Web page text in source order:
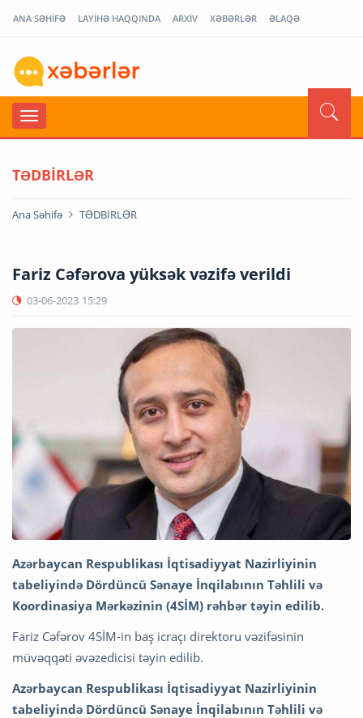
ANA SƏHİFƏ LAYİHƏ HAQQINDA ARXİV XƏBƏRLƏR ƏLAQƏ
TƏDBİRLƏR
Ana Səhifə TƏDBİRLƏR
Fariz Cəfərova yüksək vəzifə verildi
03-06-2023 15:29
Azərbaycan Respublikası İqtisadiyyat Nazirliyinin
tabeliyində Dördüncü Sənaye İnqilabının Təhlili və
Koordinasiya Mərkəzinin (4SİM) rəhbər təyin edilib.
Fariz Cəfərov 4SİM-in baş icraçı direktoru vəzifəsinin
müvəqqəti əvəzedicisi təyin edilib.
Azərbaycan Respublikası İqtisadiyyat Nazirliyinin
tabeliyində Dördüncü Sənaye İnqilabının Təhlili və